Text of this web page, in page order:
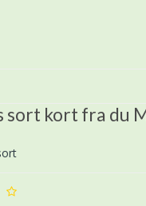
sort kort fra du